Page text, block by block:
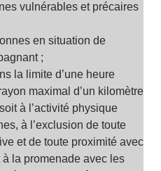
vulnérables et précaires
en situation de
;
la limite d’une heure
maximal d’un kilomètre
à l’activité physique
à l’exclusion de toute
et de toute proximité avec
à la promenade avec les